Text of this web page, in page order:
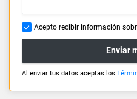
Acepto recibir información
Enviar
Al enviar tus datos aceptas los